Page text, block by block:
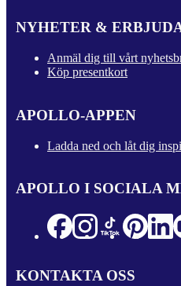
NYHETER &
Anmäl dig till vårt
Köp presentkort
APOLLO-APPEN
Ladda ned och låt dig
APOLLO I SOCIALA
KONTAKTA OSS